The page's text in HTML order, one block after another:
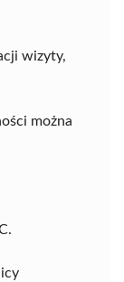
wizyty,
można